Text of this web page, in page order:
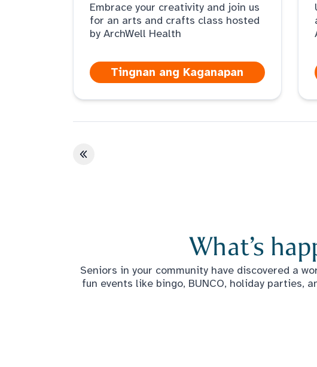
Embrace your creativity and join us
for an arts and crafts class hosted
by ArchWell Health
Tingnan ang Kaganapan
Unang pahina
What’s
Seniors in your community have discovered a
fun events like bingo, BUNCO, holiday parties,